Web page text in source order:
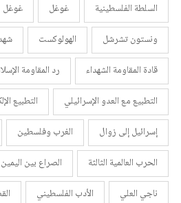
السلطة الفلسطينية
غوغل غوغل
ونستون تشرشل
الهولوكست
قادة المقاومة الشهداء
رد المقاومة
التطبيع مع العدو الإسرائيلي
التطبيع
إسرائيل إلى زوال
الغرب وفلسطين
الحرب العالمية الثالثة
الصراع بين
ناجي العلي
الأدب الفلسطيني